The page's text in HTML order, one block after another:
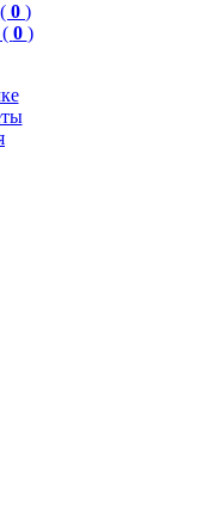
0 )
0 )